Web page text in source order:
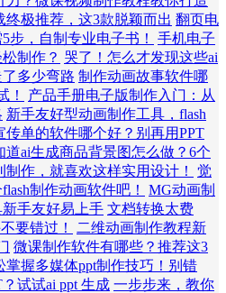
终极推荐，这3款脱颖而出 翻页电
步，自制专业电子书！
手机电子
制作？ 哭了！怎么才发现这些ai
多少弯路 制作动画故事软件哪
！
产品手册电子版制作入门：从
新手友好型动画制作工具，flash
传单的软件哪个好？别再用PPT
道ai生成商品背景图怎么做？6个
制作，就喜欢这样实用设计！
觉
制作动画软件吧！
MG动画制
手友好易上手 文档转换太费
要错过！
二维动画制作教程新
微课制作软件有哪些？推荐这3
掌握多媒体ppt制作技巧！别错
试试ai ppt 生成 一步步来，教你